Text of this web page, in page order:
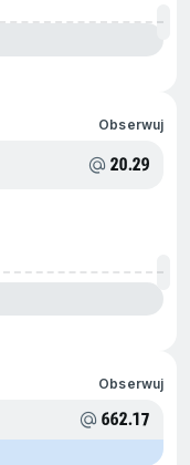
Obserwuj
20.29
Obserwuj
662.17